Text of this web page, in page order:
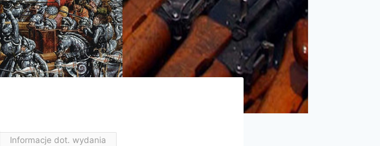
Informacje dot. wydania